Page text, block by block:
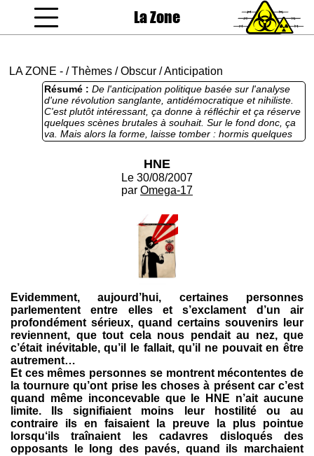
La Zone
LA ZONE - /Thèmes /Obscur /Anticipation
Résumé : De l'anticipation politique basée sur l'analyse
d'une révolution sanglante, antidémocratique et nihiliste.
C'est plutôt intéressant, ça donne à réfléchir et ça réserve
quelques scènes brutales à souhait. Sur le fond donc, ça
va. Mais alors la forme, laisse tomber : hormis quelques
scènes potables, l'ensemble est chiant, philosophico-
bien pénible à dépasser.HNE
Le 30/08/2007
par Omega-17
Evidemment, aujourd’hui, certaines personnes
parlementent entre elles et s’exclament d’un air
profondément sérieux, quand certains souvenirs leur
reviennent, que tout cela nous pendait au nez, que
c’était inévitable, qu’il le fallait, qu’il ne pouvait en être
autrement…
Et ces mêmes personnes se montrent mécontentes de
la tournure qu’ont prise les choses à présent car c’est
quand même inconcevable que le HNE n’ait aucune
limite. Ils signifiaient moins leur hostilité ou au
contraire ils en faisaient la preuve la plus pointue
lorsqu‘ils traînaient les cadavres disloqués des
opposants le long des pavés, quand ils marchaient